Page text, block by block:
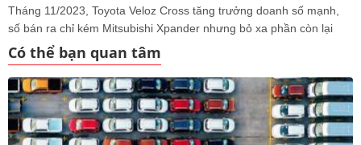
Tháng 11/2023, Toyota Veloz Cross tăng trưởng doanh số mạnh,
số bán ra chỉ kém Mitsubishi Xpander nhưng bỏ xa phần còn lại
của phân khúc.
Có thể bạn quan tâm